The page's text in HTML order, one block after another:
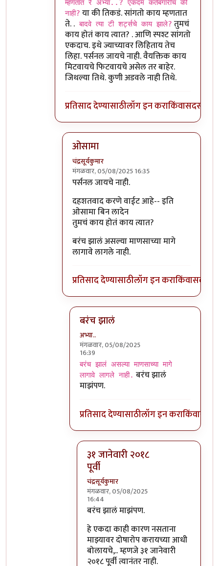
म्हणतात रे अभ्या..? एकदम कर्तबगारीच की
नाही? या की तिकडं. सांगतो काय म्हणतात
ते. . बादवे त्या टी शर्ट्सचे काय झाले? तुमचं
काय होतं काय त्यात? . आणि स्पश्ट सांगतो
एकदाच. इथे ज्याच्यावर लिहिताय तेच
लिहा. पर्सनल जायचे नाही. वैयक्तिक काय
मिटवायचे फिटवायचे असेल तर बाहेर.
जिथल्या तिथे. कुणी अडवले नाही तिथे.
प्रतिसाद देण्यासाठीलॉग इन कराकिंवासदस्य व्हा
ओसामा
चंद्रसूर्यकुमार
मंगळवार, 05/08/2025 16:35
In reply toऐसीच्या खरडफळ्यावर तो सदस्य
पर्सनल जायचे नाही.
दहशतवाद करणे वाईट आहे-- इति
ओसामा बिन लादेन
तुमचं काय होतं काय त्यात?
बरंच झालं असल्या माणसाच्या मागे
लागावे लागले नाही.
प्रतिसाद देण्यासाठीलॉग इन कराकिंवासदस्य
बरंच झालं
अभ्या..
मंगळवार, 05/08/2025
16:39
In reply toओसामाbyचंद्रसूर्यकुमार
बरंच झालं असल्या माणसाच्या मागे
लागावे लागले नाही. बरंच झालं
माझंपण.
प्रतिसाद देण्यासाठीलॉग इन कराकिंवा
३१ जानेवारी २०१८
पूर्वी
चंद्रसूर्यकुमार
मंगळवार, 05/08/2025
16:44
In reply toबरंच झालं
बरंच झालं माझंपण.
हे एकदा काही कारण नसताना
माझ्यावर दोषारोप करायच्या आधी
बोलायचे,.. म्हणजे ३१ जानेवारी
२०१८ पूर्वी त्यानंतर नाही.